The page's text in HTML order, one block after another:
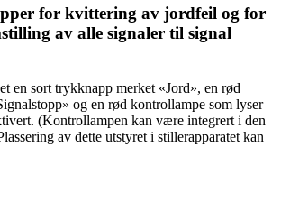
for kvittering av jordfeil og for
av alle signaler til signal
en sort trykknapp merket «Jord», en rød
og en rød kontrollampe som lyser
(Kontrollampen kan være integrert i den
av dette utstyret i stillerapparatet kan